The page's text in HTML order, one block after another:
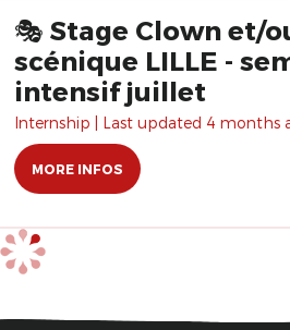
🎭 Stage Clown et/
scénique LILLE -
intensif juillet
Internship | Last updated 4 months
MORE INFOS